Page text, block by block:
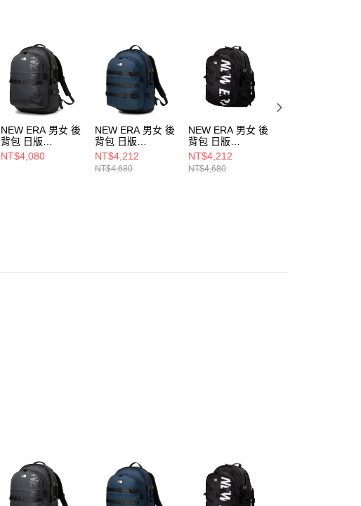
結果請求用戶進行身份認證。
５．嚴禁一人註冊多個帳號或使用他人資訊註冊。若發現惡意使用之情
形，恩沛科技股份有限公司將有權停止該用戶之使用額度並採取法律行
動。
NEW ERA 男女 後
背包 日版
CARRIER PACK
NE NE13571509
NT$4,080
NEW ERA 男女 後
背包 日版
CARRIER PACK
NE NE14201541
NT$4,212
NT$4,680
NEW ERA 男女 後
背包 日版
CARRIER PACK
NE NE12141258
NT$4,212
NT$4,680